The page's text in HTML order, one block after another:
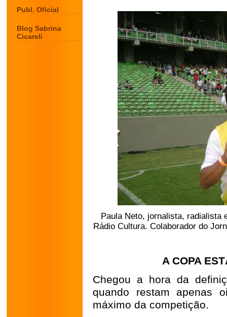
Publ. Oficial
Blog Sabrina
Cicareli
Paula Neto, jornalista, radialista
Rádio Cultura. Colaborador do
A COPA
Chegou a hora da
quando restam apenas
máximo da competição.